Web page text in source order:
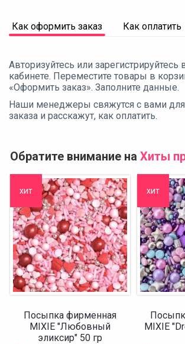
Как оформить заказ Как оплатить
Авторизуйтесь или зарегистрируйтесь
кабинете. Переместите товары в
«Оформить заказ». Заполните данные.
Наши менеджеры свяжутся с вами
заказа и расскажут, как оплатить.
Обратите внимание на Хиты
хит
Посыпка фирменная
MIXIE "Любовный
эликсир" 50 гр
хит
MIXIE